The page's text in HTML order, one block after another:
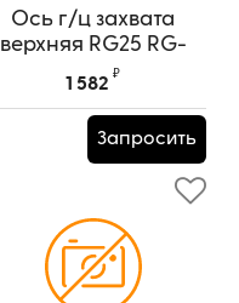
Ось г/ц захвата
верхняя RG25 RG-
25.002
1 582
₽
Запросить